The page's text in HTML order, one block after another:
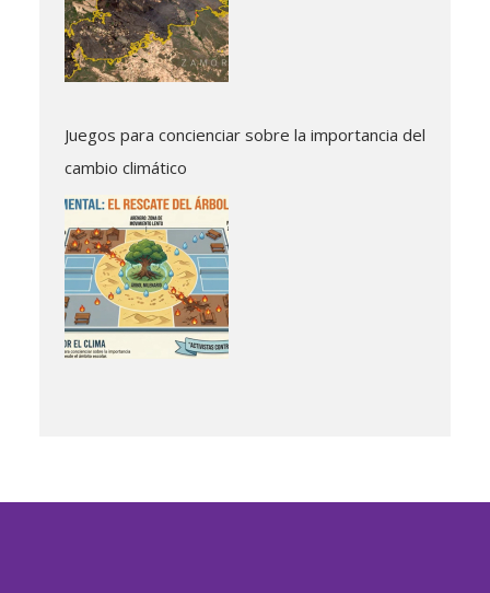
Juegos para concienciar sobre la importancia del
cambio climático